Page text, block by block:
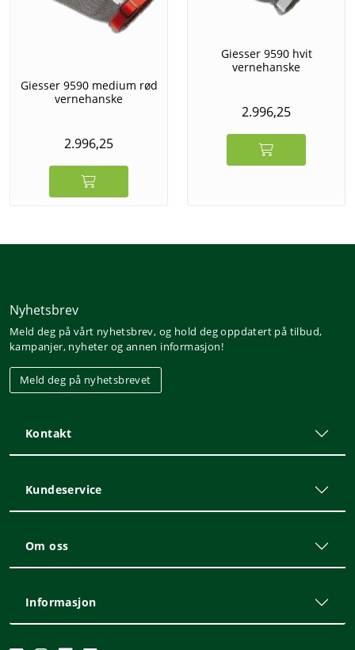
Giesser 9590 medium rød
vernehanske
2.996,25
Giesser 9590 hvit
vernehanske
2.996,25
Nyhetsbrev
Meld deg på vårt nyhetsbrev, og hold deg oppdatert på tilbud,
kampanjer, nyheter og annen informasjon!
Meld deg på nyhetsbrevet
Kontakt
Kundeservice
Om oss
Informasjon